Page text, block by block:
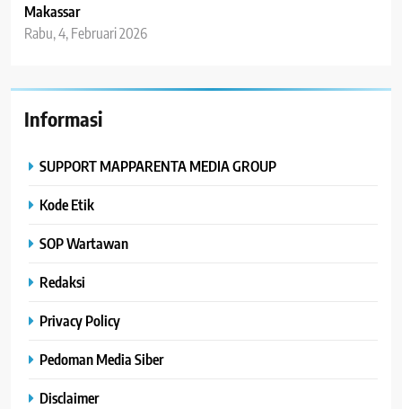
Makassar
Rabu, 4, Februari 2026
Informasi
SUPPORT MAPPARENTA MEDIA GROUP
Kode Etik
SOP Wartawan
Redaksi
Privacy Policy
Pedoman Media Siber
Disclaimer